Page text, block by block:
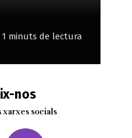
1 minuts de lectura
nos
xarxes socials